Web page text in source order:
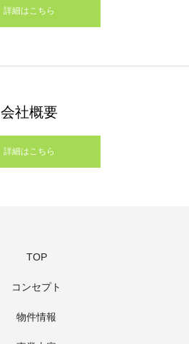
詳細はこちら
会社概要
詳細はこちら
TOP
コンセプト
物件情報